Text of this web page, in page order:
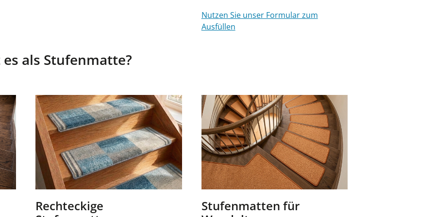
Nutzen Sie unser Formular zum
Ausfüllen
als Stufenmatte?
Rechteckige
Stufenmatten für